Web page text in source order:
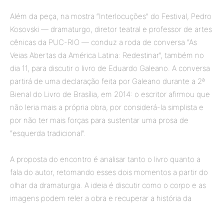
Além da peça, na mostra “Interlocuções” do Festival, Pedro
Kosovski — dramaturgo, diretor teatral e professor de artes
cênicas da PUC-RIO — conduz a roda de conversa “As
Veias Abertas da América Latina: Redestinar”, também no
dia 11, para discutir o livro de Eduardo Galeano. A conversa
partirá de uma declaração feita por Galeano durante a 2ª
Bienal do Livro de Brasília, em 2014: o escritor afirmou que
não leria mais a própria obra, por considerá-la simplista e
por não ter mais forças para sustentar uma prosa de
“esquerda tradicional”.
A proposta do encontro é analisar tanto o livro quanto a
fala do autor, retomando esses dois momentos a partir do
olhar da dramaturgia. A ideia é discutir como o corpo e as
imagens podem reler a obra e recuperar a história da